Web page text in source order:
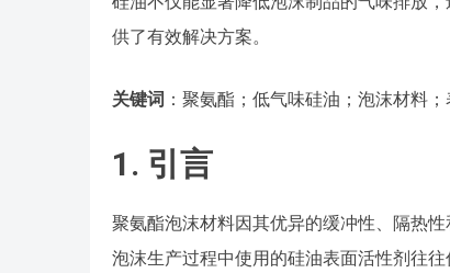
供了有效解决方案。
关键词 ：聚氨酯；低气味硅油；泡沫材料
1. 引言
聚氨酯泡沫材料因其优异的缓冲性、隔热
泡沫生产过程中使用的硅油表面活性剂往